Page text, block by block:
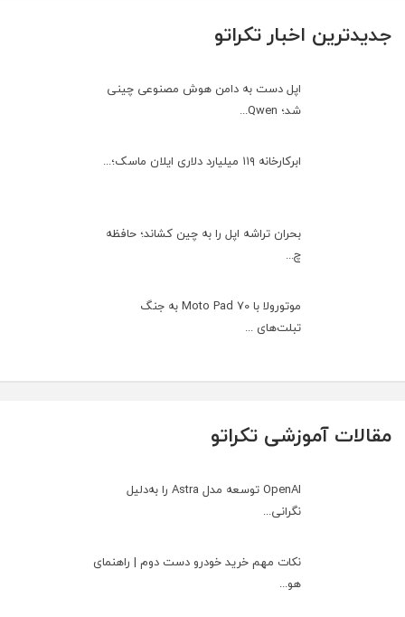
جدیدترین اخبار تکراتو
اپل دست به دامن هوش مصنوعی چینی
شد؛ Qwen...
ابرکارخانه ۱۱۹ میلیارد دلاری ایلان ماسک؛...
بحران تراشه اپل را به چین کشاند؛ حافظه
چ...
موتورولا با Moto Pad 70 به جنگ
تبلت‌های ...
مقالات آموزشی تکراتو
OpenAI توسعه مدل Astra را به‌دلیل
نگرانی...
نکات مهم خرید خودرو دست دوم | راهنمای
هو...